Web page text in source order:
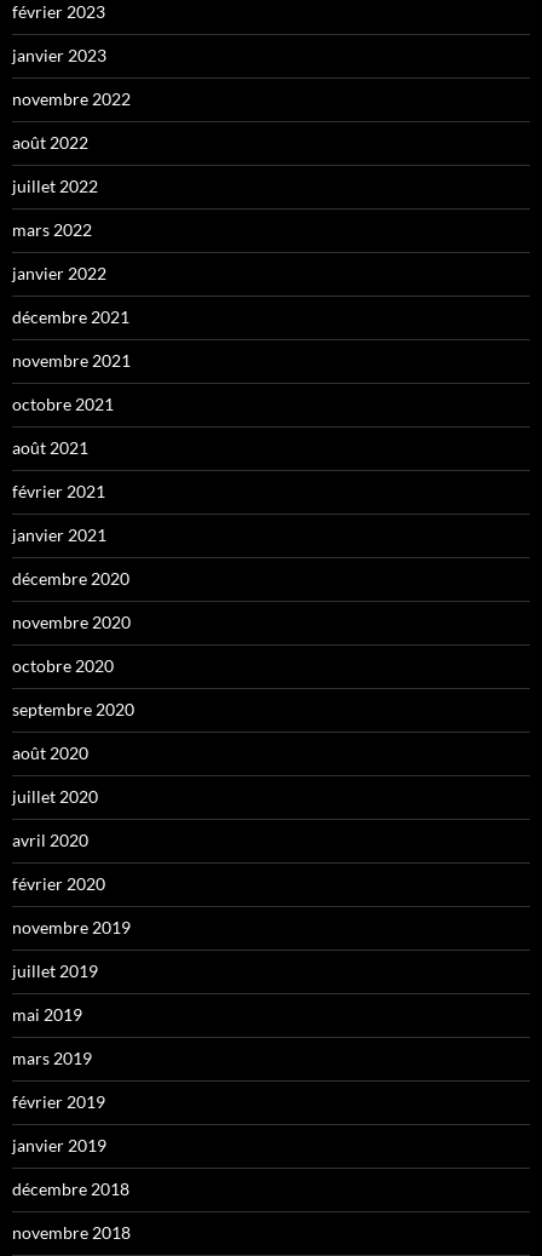
février 2023
janvier 2023
novembre 2022
août 2022
juillet 2022
mars 2022
janvier 2022
décembre 2021
novembre 2021
octobre 2021
août 2021
février 2021
janvier 2021
décembre 2020
novembre 2020
octobre 2020
septembre 2020
août 2020
juillet 2020
avril 2020
février 2020
novembre 2019
juillet 2019
mai 2019
mars 2019
février 2019
janvier 2019
décembre 2018
novembre 2018